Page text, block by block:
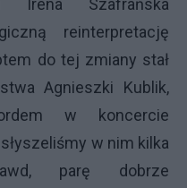
Irena Szafrańska
reinterpretację
do tej zmiany stał
Agnieszki Kublik,
w koncercie
w nim kilka
parę dobrze